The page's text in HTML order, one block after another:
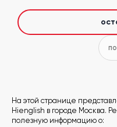
Добавить
школу
На этой странице
Hienglish в городе Москва.
полезную информацию о: